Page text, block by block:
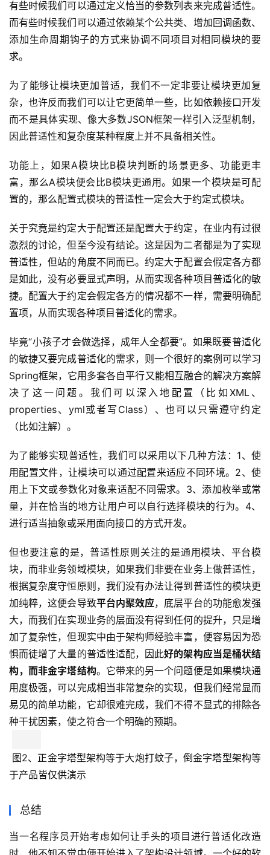
有些时候我们可以通过定义恰当的参数列表来完成普适性。
而有些时候我们可以通过依赖某个公共类、增加回调函数、
添加生命周期钩子的方式来协调不同项目对相同模块的要
求。
为了能够让模块更加普适，我们不一定非要让模块更加复
杂，也许反而我们可以让它更简单一些，比如依赖接口开发
而不是具体实现、像大多数JSON框架一样引入泛型机制，
因此普适性和复杂度某种程度上并不具备相关性。
功能上，如果A模块比B模块判断的场景更多、功能更丰
富，那么A模块便会比B模块更通用。如果一个模块是可配
置的，那么配置式模块的普适性一定会大于约定式模块。
关于究竟是约定大于配置还是配置大于约定，在业内有过很
激烈的讨论，但至今没有结论。这是因为二者都是为了实现
普适性，但站的角度不同而已。约定大于配置会假定各方都
是如此，没有必要显式声明，从而实现各种项目普适化的敏
捷。配置大于约定会假定各方的情况都不一样，需要明确配
置项，从而实现各种项目普适化的需求。
毕竟“小孩子才会做选择，成年人全都要”。如果既要普适化
的敏捷又要完成普适化的需求，则一个很好的案例可以学习
Spring框架，它用多套各自平行又能相互融合的解决方案解
决了这一问题。我们可以深入地配置（比如XML、
properties、yml或者写Class）、也可以只需遵守约定
（比如注解）。
为了能够实现普适性，我们可以采用以下几种方法：1、使
用配置文件，让模块可以通过配置来适应不同环境。2、使
用上下文或参数化对象来适配不同需求。3、添加枚举或常
量，并在恰当的地方让用户可以自行选择模块的行为。4、
进行适当抽象或采用面向接口的方式开发。
但也要注意的是，普适性原则关注的是通用模块、平台模
块，而非业务领域模块，如果我们非要在业务上做普适性，
根据复杂度守恒原则，我们没有办法让得到普适性的模块更
加纯粹，这便会导致平台内聚效应，底层平台的功能愈发强
大，而我们在实现业务的层面没有得到任何的提升，只是增
加了复杂性，但现实中由于架构师经验丰富，便容易因为恐
惧而徒增了大量的普适性适配，因此好的架构应当是桶状结
构，而非金字塔结构。它带来的另一个问题便是如果模块通
用度极强，可以完成相当非常复杂的实现，但我们经常显而
易见的简单功能，它却很难完成，我们不得不显式的排除各
种干扰因素，使之符合一个明确的预期。
于产品皆仅供演示
总结
当一名程序员开始考虑如何让手头的项目进行普适化改造